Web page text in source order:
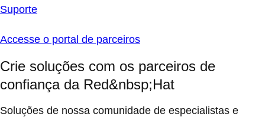
Suporte
Accesse o portal de parceiros
Crie soluções com os parceiros de
confiança da Red&nbsp;Hat
Soluções de nossa comunidade de especialistas e